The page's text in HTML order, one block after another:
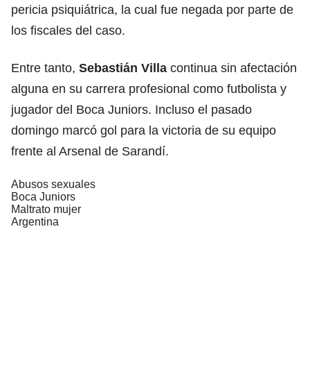
pericia psiquiátrica, la cual fue negada por parte de
los fiscales del caso.
Entre tanto, Sebastián Villa continua sin afectación
alguna en su carrera profesional como futbolista y
jugador del Boca Juniors. Incluso el pasado
domingo marcó gol para la victoria de su equipo
frente al Arsenal de Sarandí.
Abusos sexuales
Boca Juniors
Maltrato mujer
Argentina